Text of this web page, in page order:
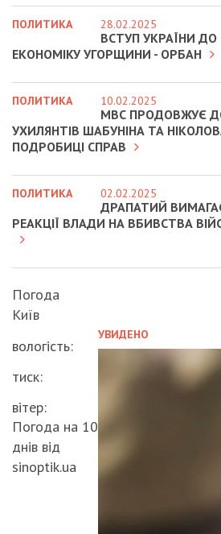
УВИДЕНО
ПОЛИТИКА 28.02.2025
ВСТУП УКРАЇНИ
ЕКОНОМІКУ УГОРЩИНИ - ОРБАН
ПОЛИТИКА 10.02.2025
МВС ПРОДОВЖУЄ
УХИЛЯНТІВ ШАБУНІНА ТА
ПОДРОБИЦІ СПРАВ
ПОЛИТИКА 02.02.2025
ДРАПАТИЙ
РЕАКЦІЇ ВЛАДИ НА ВБИВСТВА
Погода
Київ
вологість:
тиск:
вітер:
Погода на 10
днів від
sinoptik.ua